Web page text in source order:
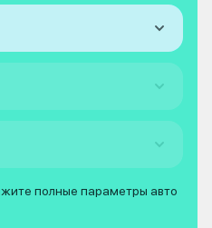
полные параметры авто